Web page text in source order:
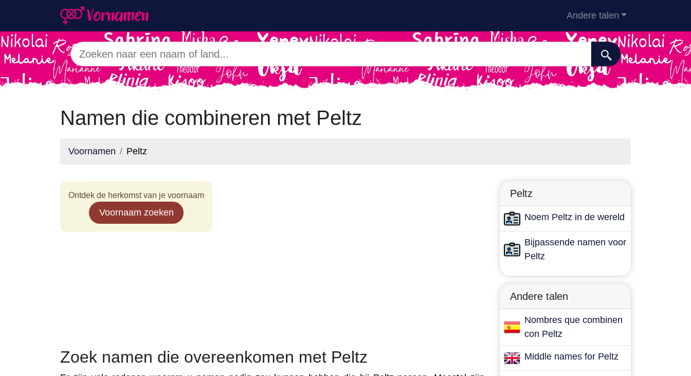
Andere talen
Namen die combineren met Peltz
Voornamen Peltz
Ontdek de herkomst van je voornaam
Voornaam zoeken
Zoek namen die overeenkomen met Peltz
Peltz
Noem Peltz in de wereld
Bijpassende namen voor
Peltz
Andere talen
Nombres que combinen
con Peltz
Middle names for Peltz